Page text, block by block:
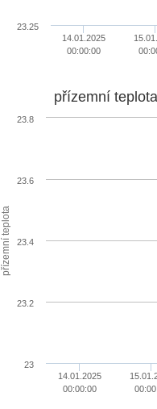
14.01.2025
00:00:00
23.25
přízemní teplota
přízemní
14.01.2025
00:00:00
23
23.2
23.4
23.6
23.8